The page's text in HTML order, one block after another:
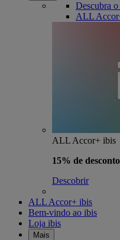
Descubra
ALL
ALL Accor+ ibis
15% de
Descobrir
ALL Accor+ ibis
Bem-vindo ao ibis
Loja ibis
Mais